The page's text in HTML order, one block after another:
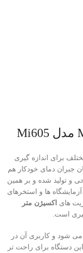
برای اندازه گیری
جبران دمای خودکار هم
و تولید شده و بر همین
ها و استخرهای
های اکسیژن متر
است.
می شود و کاربری آن در
دستگاه برای راحت تر